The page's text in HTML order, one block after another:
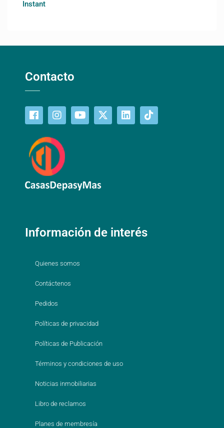
Instant
Contacto
Información de interés
Quienes somos
Contáctenos
Pedidos
Políticas de privacidad
Políticas de Publicación
Términos y condiciones de uso
Noticias inmobiliarias
Libro de reclamos
Planes de membresía